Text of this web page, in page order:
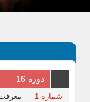
دوره 16
شماره 1 - معرفت کلامی 34